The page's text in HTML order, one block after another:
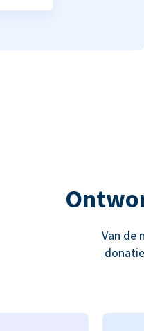
Van de